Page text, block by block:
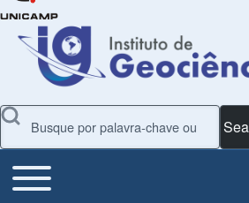
Search
Main Menu
Toggle main menu